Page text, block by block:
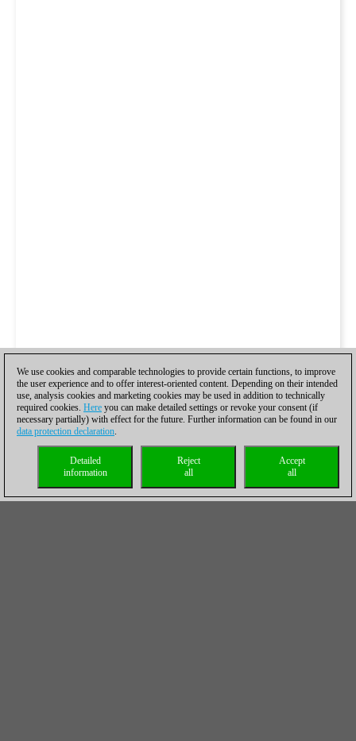
We use cookies and comparable technologies to provide certain functions, to improve
the user experience and to offer interest-oriented content. Depending on their intended
use, analysis cookies and marketing cookies may be used in addition to technically
required cookies. Here you can make detailed settings or revoke your consent (if
necessary partially) with effect for the future. Further information can be found in our
data protection declaration.
Accept
all
Reject
all
Detailed
information